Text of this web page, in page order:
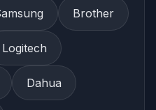
Brother
Logitech
Dahua